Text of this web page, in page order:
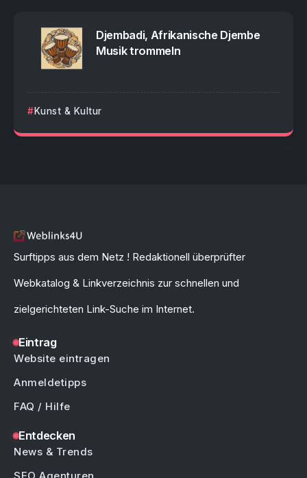
Djembadi, Afrikanische Djembe
Musik trommeln
Kunst & Kultur
Surftipps aus dem Netz ! Redaktionell überprüfter
Webkatalog & Linkverzeichnis zur schnellen und
zielgerichteten Link-Suche im Internet.
Eintrag
Website eintragen
Anmeldetipps
FAQ / Hilfe
Entdecken
News & Trends